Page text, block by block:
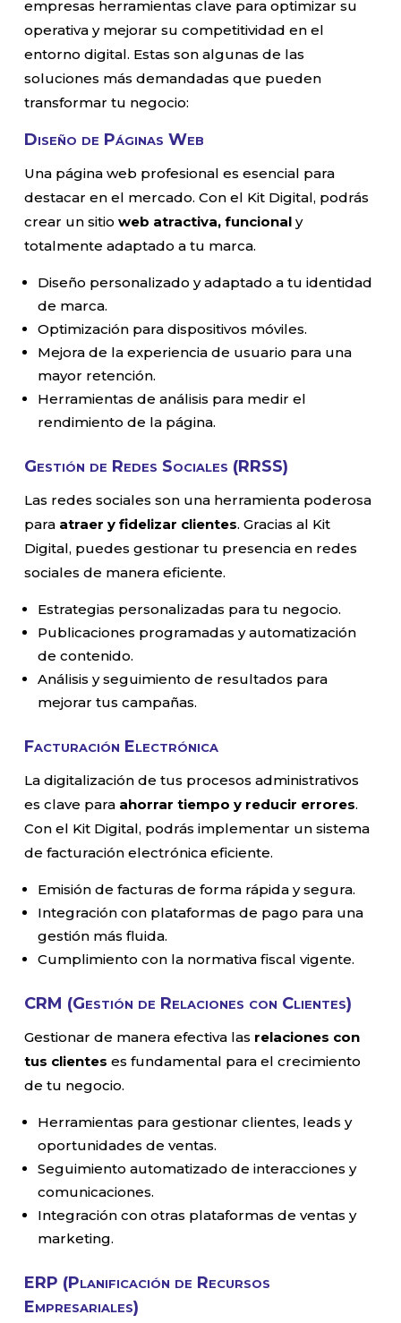
empresas herramientas clave para optimizar su
operativa y mejorar su competitividad en el
entorno digital. Estas son algunas de las
soluciones más demandadas que pueden
transformar tu negocio:
Diseño de Páginas Web
Una página web profesional es esencial para
destacar en el mercado. Con el Kit Digital, podrás
crear un sitioweb atractiva, funcional y
totalmente adaptado a tu marca.
Diseño personalizado y adaptado a tu identidad
de marca.
Optimización para dispositivos móviles.
Mejora de la experiencia de usuario para una
mayor retención.
Herramientas de análisis para medir el
rendimiento de la página.
Gestión de Redes Sociales (RRSS)
Las redes sociales son una herramienta poderosa
para atraer y fidelizar clientes. Gracias al Kit
Digital, puedes gestionar tu presencia en redes
sociales de manera eficiente.
Estrategias personalizadas para tu negocio.
Publicaciones programadas y automatización
de contenido.
Análisis y seguimiento de resultados para
mejorar tus campañas.
Facturación Electrónica
La digitalización de tus procesos administrativos
es clave para ahorrar tiempo y reducir errores.
Con el Kit Digital, podrás implementar un sistema
de facturación electrónica eficiente.
Emisión de facturas de forma rápida y segura.
Integración con plataformas de pago para una
gestión más fluida.
Cumplimiento con la normativa fiscal vigente.
CRM (Gestión de Relaciones con Clientes)
Gestionar de manera efectiva las relaciones con
tus clientes es fundamental para el crecimiento
de tu negocio.
Herramientas para gestionar clientes, leads y
oportunidades de ventas.
Seguimiento automatizado de interacciones y
comunicaciones.
Integración con otras plataformas de ventas y
marketing.
ERP (Planificación de Recursos
Empresariales)